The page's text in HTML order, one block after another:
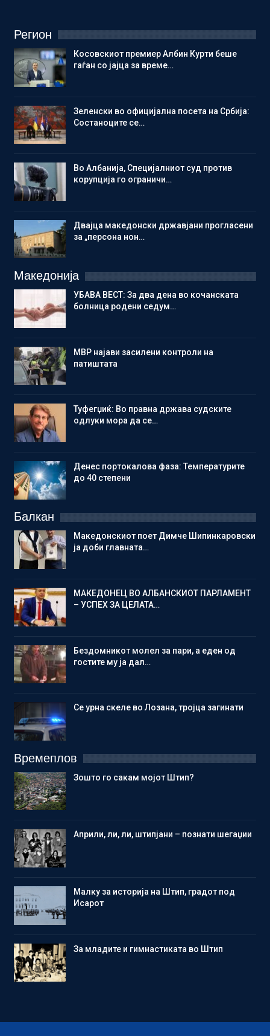
Регион
Косовскиот премиер Албин Курти беше
гаѓан со јајца за време…
Зеленски во официјална посета на Србија:
Состаноците се…
Во Албанија, Специјалниот суд против
корупција го ограничи…
Двајца македонски државјани прогласени
за „персона нон…
Македонија
УБАВА ВЕСТ: За два дена во кочанската
болница родени седум…
МВР најави засилени контроли на
патиштата
Туфегџиќ: Во правна држава судските
одлуки мора да се…
Денес портокалова фаза: Температурите
до 40 степени
Балкан
Македонскиот поет Димче Шипинкаровски
ја доби главната…
МАКЕДОНЕЦ ВО АЛБАНСКИОТ ПАРЛАМЕНТ
– УСПЕХ ЗА ЦЕЛАТА…
Бездомникот молел за пари, а еден од
гостите му ја дал…
Се урна скеле во Лозана, тројца загинати
Времеплов
Зошто го сакам мојот Штип?
Aприли, ли, ли, штипјани – познати шегаџии
Малку за историја на Штип, градот под
Исарот
Зa младите и гимнастиката во Штип